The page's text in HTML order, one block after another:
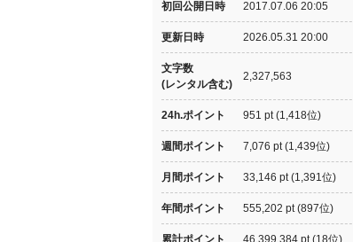
初回公開日時 2017.07.06 20:05
更新日時 2026.05.31 20:00
文字数
(レンタル含む)
2,327,563
24h.ポイント 951 pt (1,418位)
週間ポイント 7,076 pt (1,439位)
月間ポイント 33,146 pt (1,391位)
年間ポイント 555,202 pt (897位)
累計ポイント 46,399,384 pt (18位)